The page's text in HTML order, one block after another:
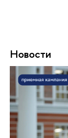
Новости